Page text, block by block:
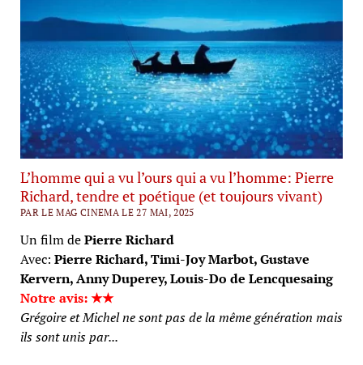
L’homme qui a vu l’ours qui a vu l’homme: Pierre
Richard, tendre et poétique (et toujours vivant)
PAR LE MAG CINEMA LE 27 MAI, 2025
Un film dePierre Richard
Avec: Pierre Richard, Timi-Joy Marbot, Gustave
Kervern, Anny Duperey, Louis-Do de Lencquesaing
Notre avis: ★★
Grégoire et Michel ne sont pas de la même génération mais
ils sont unis par...